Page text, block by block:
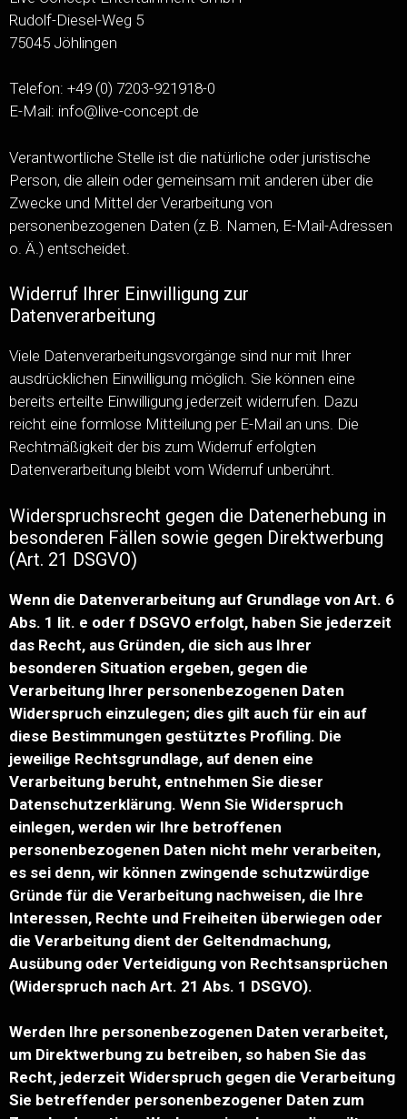
Rudolf-Diesel-Weg 5
75045 Jöhlingen
Telefon: +49 (0) 7203-921918-0
E-Mail: info@live-concept.de
Verantwortliche Stelle ist die natürliche oder juristische
Person, die allein oder gemeinsam mit anderen über die
Zwecke und Mittel der Verarbeitung von
personenbezogenen Daten (z.B. Namen, E-Mail-Adressen
o. Ä.) entscheidet.
Widerruf Ihrer Einwilligung zur
Datenverarbeitung
Viele Datenverarbeitungsvorgänge sind nur mit Ihrer
ausdrücklichen Einwilligung möglich. Sie können eine
bereits erteilte Einwilligung jederzeit widerrufen. Dazu
reicht eine formlose Mitteilung per E-Mail an uns. Die
Rechtmäßigkeit der bis zum Widerruf erfolgten
Datenverarbeitung bleibt vom Widerruf unberührt.
Widerspruchsrecht gegen die Datenerhebung in
besonderen Fällen sowie gegen Direktwerbung
(Art. 21 DSGVO)
Wenn die Datenverarbeitung auf Grundlage von Art. 6
Abs. 1 lit. e oder f DSGVO erfolgt, haben Sie jederzeit
das Recht, aus Gründen, die sich aus Ihrer
besonderen Situation ergeben, gegen die
Verarbeitung Ihrer personenbezogenen Daten
Widerspruch einzulegen; dies gilt auch für ein auf
diese Bestimmungen gestütztes Profiling. Die
jeweilige Rechtsgrundlage, auf denen eine
Verarbeitung beruht, entnehmen Sie dieser
Datenschutzerklärung. Wenn Sie Widerspruch
einlegen, werden wir Ihre betroffenen
personenbezogenen Daten nicht mehr verarbeiten,
es sei denn, wir können zwingende schutzwürdige
Gründe für die Verarbeitung nachweisen, die Ihre
Interessen, Rechte und Freiheiten überwiegen oder
die Verarbeitung dient der Geltendmachung,
Ausübung oder Verteidigung von Rechtsansprüchen
(Widerspruch nach Art. 21 Abs. 1 DSGVO).
Werden Ihre personenbezogenen Daten verarbeitet,
um Direktwerbung zu betreiben, so haben Sie das
Recht, jederzeit Widerspruch gegen die Verarbeitung
Sie betreffender personenbezogener Daten zum